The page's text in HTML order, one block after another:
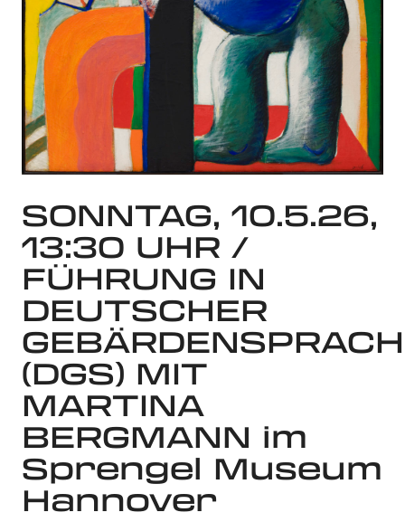
SONNTAG, 10.5.26,
13:30 UHR /
FÜHRUNG IN
DEUTSCHER
(DGS) MIT
MARTINA
BERGMANN im
Sprengel Museum
Hannover